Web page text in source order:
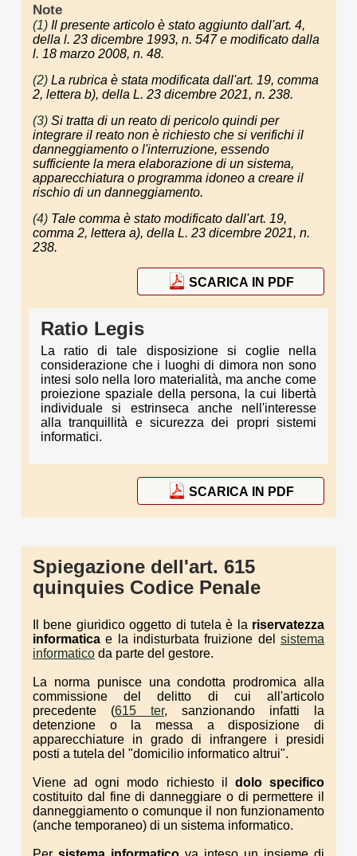
Note
(1) Il presente articolo è stato aggiunto dall'art. 4,
della l. 23 dicembre 1993, n. 547 e modificato dalla
l. 18 marzo 2008, n. 48.
(2) La rubrica è stata modificata dall'art. 19, comma
2, lettera b), della L. 23 dicembre 2021, n. 238.
(3) Si tratta di un reato di pericolo quindi per
integrare il reato non è richiesto che si verifichi il
danneggiamento o l'interruzione, essendo
sufficiente la mera elaborazione di un sistema,
apparecchiatura o programma idoneo a creare il
rischio di un danneggiamento.
(4) Tale comma è stato modificato dall'art. 19,
comma 2, lettera a), della L. 23 dicembre 2021, n.
238.
SCARICA IN PDF
Ratio Legis
La ratio di tale disposizione si coglie nella
considerazione che i luoghi di dimora non sono
intesi solo nella loro materialità, ma anche come
proiezione spaziale della persona, la cui libertà
individuale si estrinseca anche nell'interesse
alla tranquillità e sicurezza dei propri sistemi
informatici.
SCARICA IN PDF
Spiegazione dell'art. 615
quinquies Codice Penale
Il bene giuridico oggetto di tutela è la riservatezza
informatica e la indisturbata fruizione del sistema
informatico da parte del gestore.
La norma punisce una condotta prodromica alla
commissione del delitto di cui all'articolo
precedente (615 ter, sanzionando infatti la
detenzione o la messa a disposizione di
apparecchiature in grado di infrangere i presidi
posti a tutela del "domicilio informatico altrui".
Viene ad ogni modo richiesto il dolo specifico
costituito dal fine di danneggiare o di permettere il
danneggiamento o comunque il non funzionamento
(anche temporaneo) di un sistema informatico.